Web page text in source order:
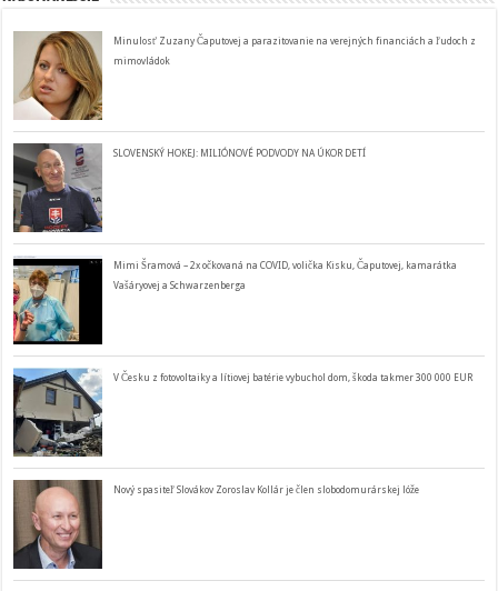
Minulosť Zuzany Čaputovej a parazitovanie na verejných financiách a ľudoch z
mimovládok
SLOVENSKÝ HOKEJ: MILIÓNOVÉ PODVODY NA ÚKOR DETÍ
Mimi Šramová – 2x očkovaná na COVID, volička Kisku, Čaputovej, kamarátka
Vašáryovej a Schwarzenberga
V Česku z fotovoltaiky a lítiovej batérie vybuchol dom, škoda takmer 300 000 EUR
Nový spasiteľ Slovákov Zoroslav Kollár je člen slobodomurárskej lóže